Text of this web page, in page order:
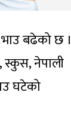
बढेको छ ।
स्कुस, नेपाली
घटेको